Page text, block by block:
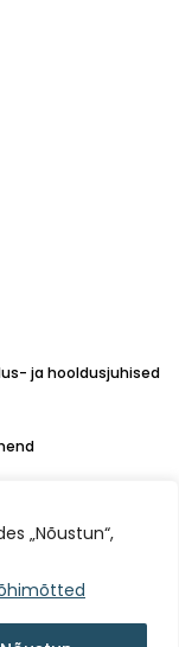
„Nõustun“,
ja hooldusjuhised